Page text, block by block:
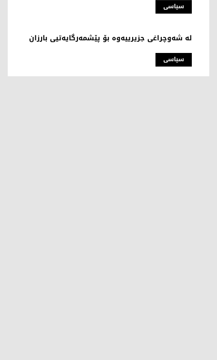
سیاسی
سیاسی
لە شەوچراغی جزیرییەوە بۆ پێشمەرگایەتیی بارزان